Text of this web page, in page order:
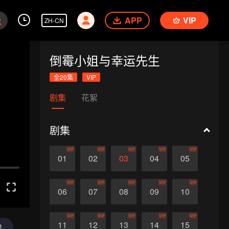
ZH-CN APP VIP
倒霉小姐与幸运先生
全20集 VIP
剧集 花絮
剧集
01
VIP
02
VIP
03
VIP
04
VIP
05
VIP
06
VIP
07
VIP
08
VIP
09
VIP
10
VIP
11
VIP
12
VIP
13
VIP
14
VIP
15
VIP